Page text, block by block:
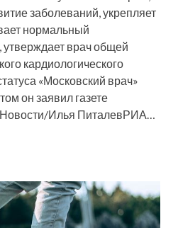
заболеваний, укрепляет
нормальный
утверждает врач общей
кардиологического
«Московский врач»
он заявил газете
Новости/Илья ПиталевРИА…